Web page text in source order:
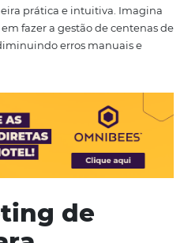
com suporte ao longo do
especiais, não só na
extras. Isso porque elas
descontos e infinidades
excelente oportunidade
centenas de canais
descontos e ofertas
destes canais de venda,
o mix de vendas do seu